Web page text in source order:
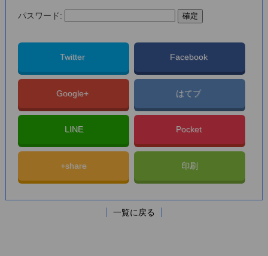
パスワード:
Twitter Facebook
Google+ はてブ
LINE Pocket
+share 印刷
一覧に戻る